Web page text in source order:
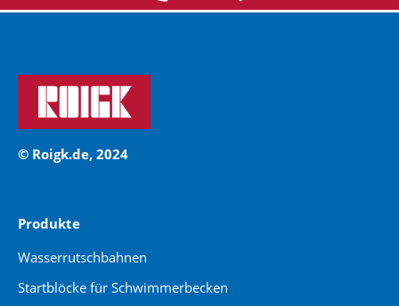
© Roigk.de, 2024
Produkte
Wasserrutschbahnen
Startblöcke für Schwimmerbecken